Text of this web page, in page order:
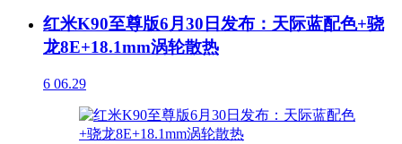
红米K90至尊版6月30日发布：天际蓝配色+骁
龙8E+18.1mm涡轮散热
6 06.29